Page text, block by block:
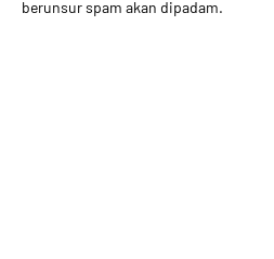
berunsur spam akan dipadam.